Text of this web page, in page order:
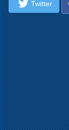
Twitter